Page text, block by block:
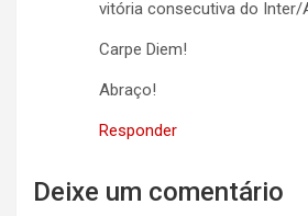
vitória consecutiva do Inter/
Carpe Diem!
Abraço!
Responder
Deixe um comentário